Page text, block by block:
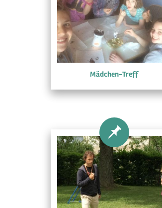
Mädchen-Treff